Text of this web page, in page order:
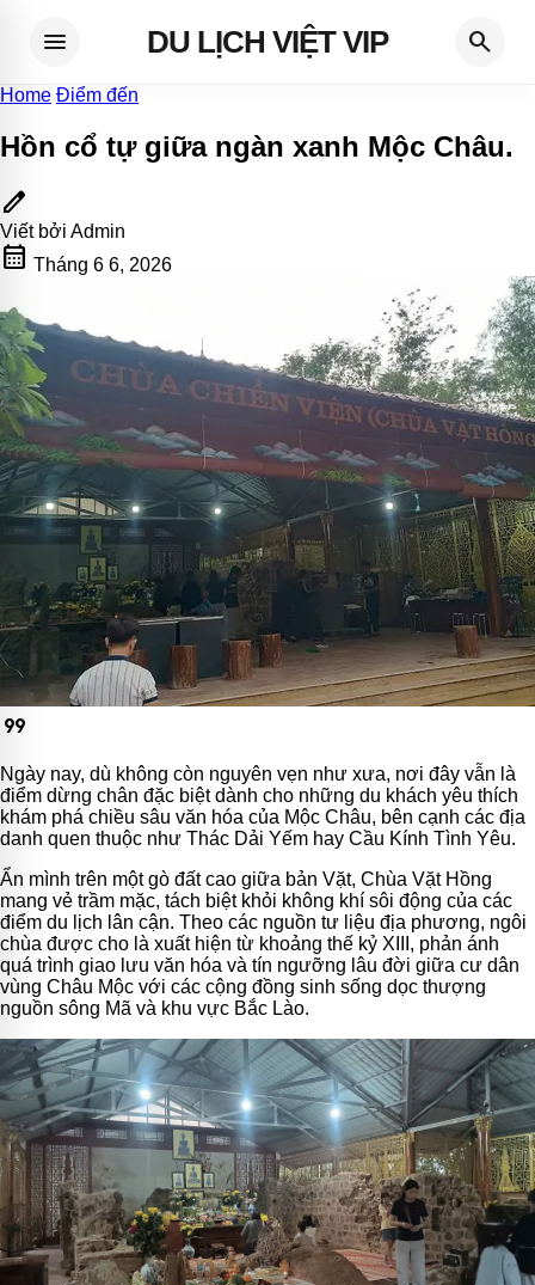
menu DU LỊCH VIỆT VIP search
Home Điểm đến
Hồn cổ tự giữa ngàn xanh Mộc Châu.
edit
Viết bởi Admin
calendar_month Tháng 6 6, 2026
format_quote
Ngày nay, dù không còn nguyên vẹn như xưa, nơi đây vẫn là
điểm dừng chân đặc biệt dành cho những du khách yêu thích
khám phá chiều sâu văn hóa của Mộc Châu, bên cạnh các địa
danh quen thuộc như Thác Dải Yếm hay Cầu Kính Tình Yêu.
Ẩn mình trên một gò đất cao giữa bản Vặt, Chùa Vặt Hồng
mang vẻ trầm mặc, tách biệt khỏi không khí sôi động của các
điểm du lịch lân cận. Theo các nguồn tư liệu địa phương, ngôi
chùa được cho là xuất hiện từ khoảng thế kỷ XIII, phản ánh
quá trình giao lưu văn hóa và tín ngưỡng lâu đời giữa cư dân
vùng Châu Mộc với các cộng đồng sinh sống dọc thượng
nguồn sông Mã và khu vực Bắc Lào.